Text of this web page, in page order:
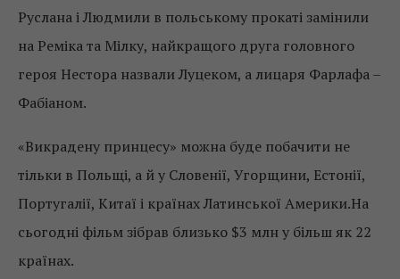
Руслана і Людмили в польському прокаті замінили
на Реміка та Мілку, найкращого друга головного
героя Нестора назвали Луцеком, а лицаря Фарлафа –
Фабіаном.
«Викрадену принцесу» можна буде побачити не
тільки в Польщі, а й у Словенії, Угорщини, Естонії,
Португалії, Китаї і країнах Латинської Америки.На
сьогодні фільм зібрав близько $3 млн у більш як 22
країнах.